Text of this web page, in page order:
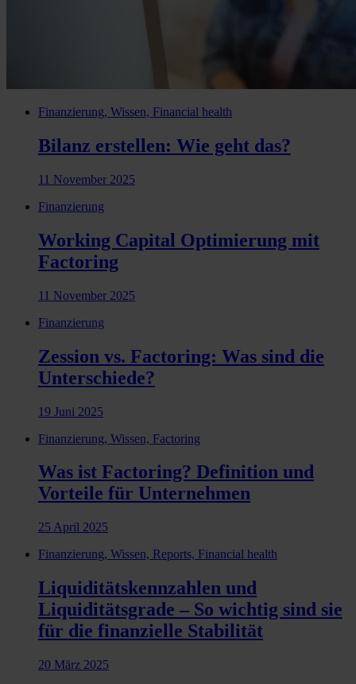
Finanzierung, Wissen, Financial health
Bilanz erstellen: Wie geht das?
11 November 2025
Finanzierung
Working Capital Optimierung mit
Factoring
11 November 2025
Finanzierung
Zession vs. Factoring: Was sind die
Unterschiede?
19 Juni 2025
Finanzierung, Wissen, Factoring
Was ist Factoring? Definition und
Vorteile für Unternehmen
25 April 2025
Finanzierung, Wissen, Reports, Financial health
Liquiditätskennzahlen und
Liquiditätsgrade – So wichtig sind sie
für die finanzielle Stabilität
20 März 2025